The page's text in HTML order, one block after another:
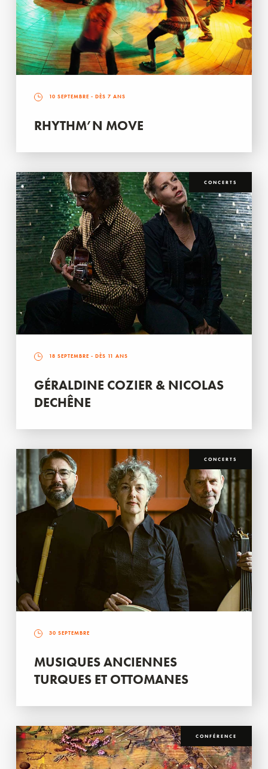
10 SEPTEMBRE - DÈS 7 ANS
RHYTHM’N MOVE
CONCERTS
18 SEPTEMBRE - DÈS 11 ANS
GÉRALDINE COZIER & NICOLAS
DECHÊNE
CONCERTS
30 SEPTEMBRE
MUSIQUES ANCIENNES
TURQUES ET OTTOMANES
CONFÉRENCE